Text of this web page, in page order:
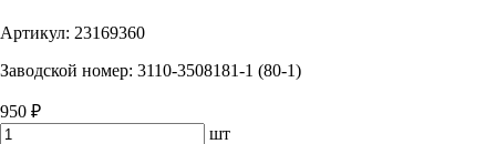
Артикул: 23169360
Заводской номер: 3110-3508181-1 (80-1)
950 ₽
шт